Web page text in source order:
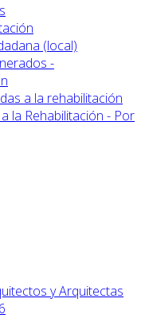
(local)
-
a la rehabilitación
la Rehabilitación - Por
y Arquitectas